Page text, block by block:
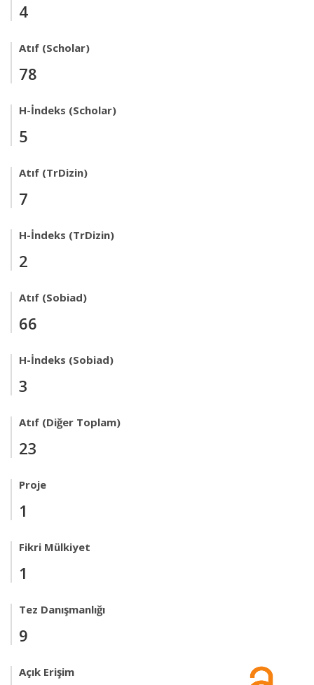
4
Atıf (Scholar)
78
H-İndeks (Scholar)
5
Atıf (TrDizin)
7
H-İndeks (TrDizin)
2
Atıf (Sobiad)
66
H-İndeks (Sobiad)
3
Atıf (Diğer Toplam)
23
Proje
1
Fikri Mülkiyet
1
Tez Danışmanlığı
9
Açık Erişim